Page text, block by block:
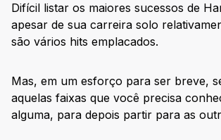
Difícil listar os maiores sucessos de
apesar de sua carreira solo
são vários hits emplacados.
Mas, em um esforço para ser breve,
aquelas faixas que você precisa
alguma, para depois partir para as